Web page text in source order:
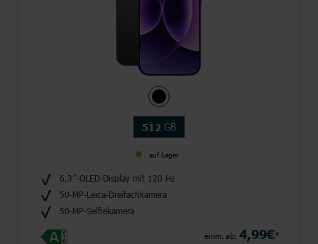
512 GB
auf Lager
6,3’’-OLED-Display mit 120 Hz
50-MP-Leica-Dreifachkamera
50-MP-Selfiekamera
einm. ab: 4,99€*